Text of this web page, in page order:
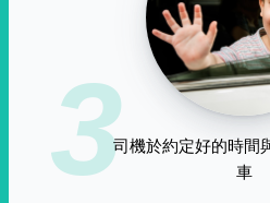
3司機於約定好的時間
車